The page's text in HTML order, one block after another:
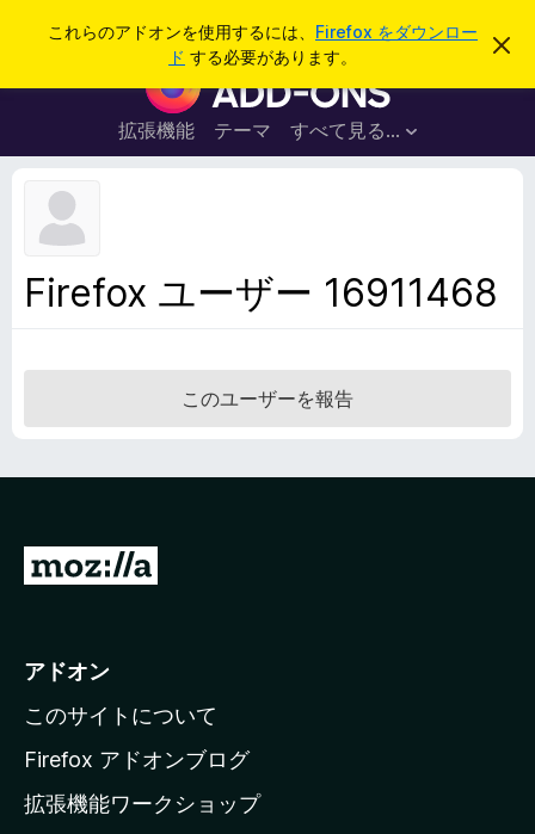
これらのアドオンを使用するには、 Firefox をダウンロー
ド する必要があります。
こ
を
F
i
r
e
ブ
ラ
ー
ア
拡張機能 テーマ すべて見る...
ログイン
Firefox ユーザー 16911468
このユーザーを報告
M
i
l
a
ホ
アドオン
このサイトについて
Firefox アドオンブログ
拡張機能ワークショップ